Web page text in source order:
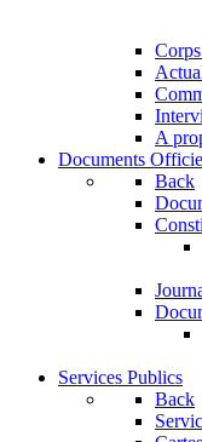
A
Documents
Back
Services Publics
Back